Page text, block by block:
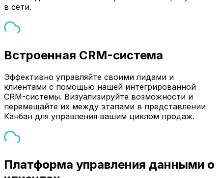
в сети.
Встроенная CRM-система
Эффективно управляйте своими лидами и
клиентами с помощью нашей интегрированной
CRM-системы. Визуализируйте возможности и
перемещайте их между этапами в представлении
Канбан для управления вашим циклом продаж.
Платформа управления данными о